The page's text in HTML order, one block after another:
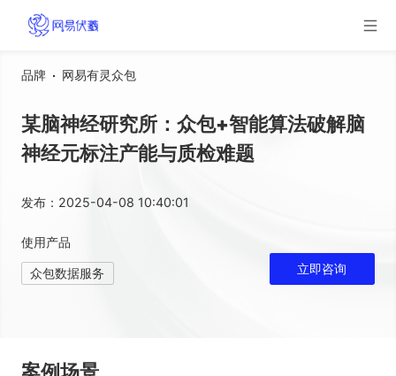
品牌 网易有灵众包
某脑神经研究所：众包+智能算法破解脑
神经元标注产能与质检难题
发布： 2025-04-08 10:40:01
使用产品
众包数据服务 立即咨询